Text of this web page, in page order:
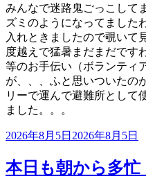
みんなで迷路鬼ごっこして
ズミのようになってました
入れときましたので覗いて
度越えで猛暑まだまだです
等のお手伝い（ボランティ
が、、、ふと思いついたの
リーで運んで避難所として
ました。。。
投
日:
2026年8月5日 2026年8月5日
本日も朝から多忙